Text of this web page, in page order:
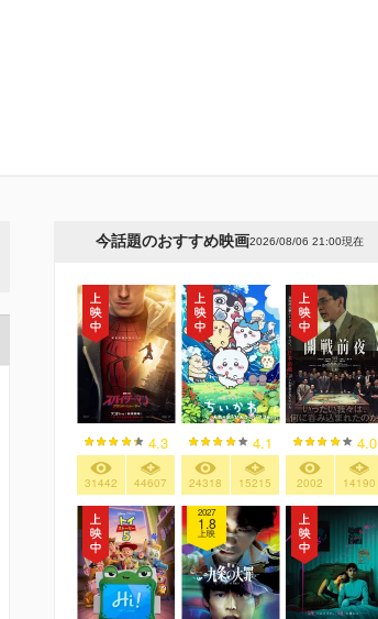
今話題のおすすめ映画2026/08/06 21:00現在
4.3
31442 44607
4.1
24318 15215
4.0
2002 14190
2027
1.8
上映